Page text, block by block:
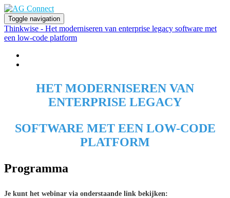
Toggle navigation
Thinkwise - Het moderniseren van enterprise legacy software met
een low-code platform
HET MODERNISEREN VAN
ENTERPRISE LEGACY
SOFTWARE MET EEN LOW-CODE
PLATFORM
Programma
Je kunt het webinar via onderstaande link bekijken: